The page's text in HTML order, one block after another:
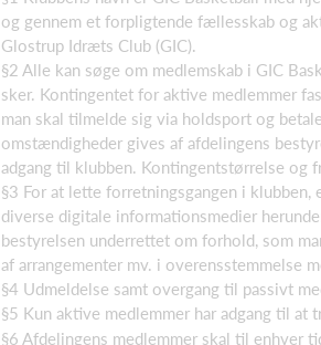
og gennem et forpligtende fællesskab og
Glostrup Idræts Club (GIC).
§2 Alle kan søge om medlemskab i GIC
sker. Kontingentet for aktive medlemmer
man skal tilmelde sig via holdsport og
omstændigheder gives af afdelingens
adgang til klubben. Kontingentstørrelse og
§3 For at lette forretningsgangen i
diverse digitale informationsmedier
bestyrelsen underrettet om forhold, som
af arrangementer mv. i overensstemmelse
§4 Udmeldelse samt overgang til passivt
§5 Kun aktive medlemmer har adgang til at
§6 Afdelingens medlemmer skal til enhver